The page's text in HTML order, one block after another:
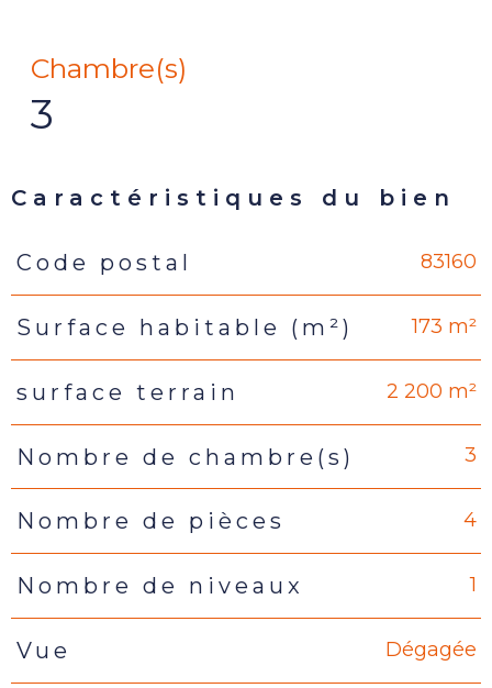
Chambre(s)
3
Caractéristiques du bien
Caractéristiques
Code postal 83160
Surface habitable (m²) 173 m²
surface terrain 2 200 m²
Nombre de chambre(s) 3
Nombre de pièces 4
Nombre de niveaux 1
Vue Dégagée